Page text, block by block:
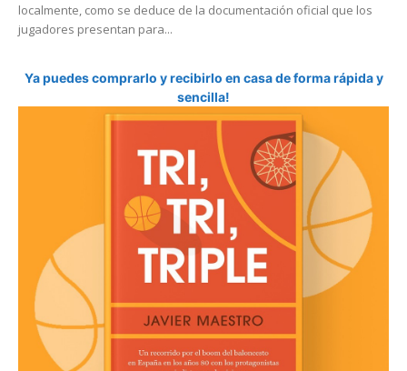
localmente, como se deduce de la documentación oficial que los
jugadores presentan para...
Ya puedes comprarlo y recibirlo en casa de forma rápida y
sencilla!